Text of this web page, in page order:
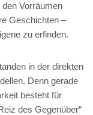
Vorräumen
Geschichten –
zu erfinden.
in der direkten
Denn gerade
besteht für
des Gegenüber“